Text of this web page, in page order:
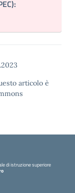
articolo è
di istruzione superiore